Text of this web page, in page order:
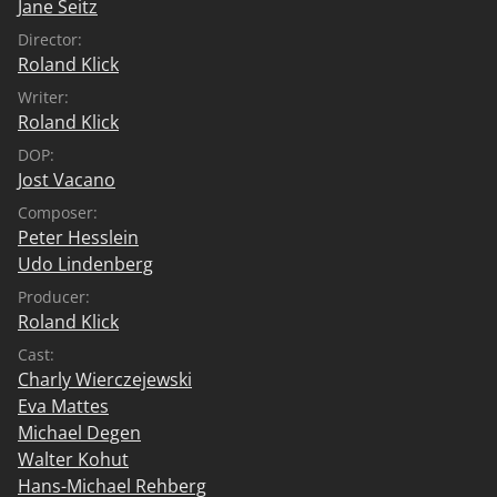
Jane Seitz
Director:
Roland Klick
Writer:
Roland Klick
DOP:
Jost Vacano
Composer:
Peter Hesslein
Udo Lindenberg
Producer:
Roland Klick
Cast:
Charly Wierczejewski
Eva Mattes
Michael Degen
Walter Kohut
Hans-Michael Rehberg